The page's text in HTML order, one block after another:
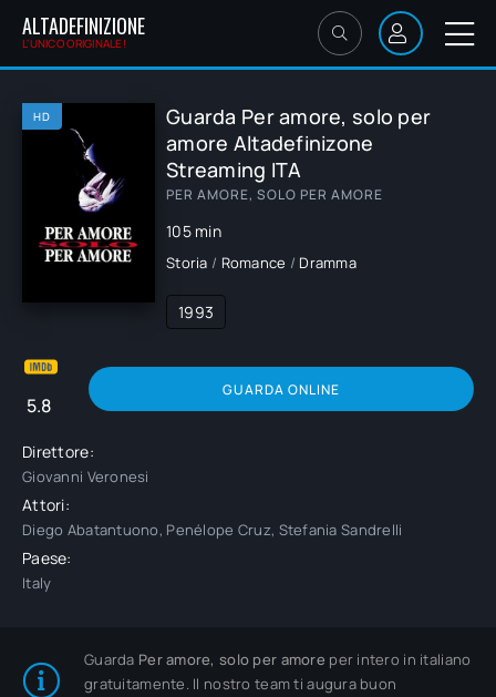
ALTADEFINIZIONE
L'UNICO ORIGINALE!
HD
Guarda Per amore, solo per
amore Altadefinizone
Streaming ITA
PER AMORE, SOLO PER AMORE
105 min
Storia / Romance / Dramma
1993
5.8
GUARDA ONLINE
Direttore:
Giovanni Veronesi
Attori:
Diego Abatantuono, Penélope Cruz, Stefania Sandrelli
Paese:
Italy
Guarda Per amore, solo per amore per intero in italiano
gratuitamente. Il nostro team ti augura buon